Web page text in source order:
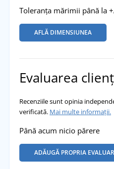
Toleranța mărimii până la
AFLĂ DIMENSIUNEA
Evaluarea
Recenziile sunt opinia
verificată. Mai multe informații.
Până acum nicio părere
ADĂUGĂ PROPRIA